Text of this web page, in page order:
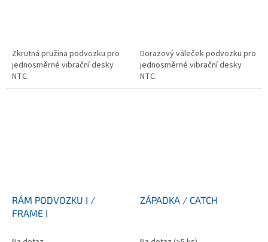
Zkrutná pružina podvozku pro
jednosměrné vibrační desky
NTC.
Dorazový váleček podvozku pro
jednosměrné vibrační desky
NTC.
RÁM PODVOZKU I /
FRAME I
ZÁPADKA / CATCH